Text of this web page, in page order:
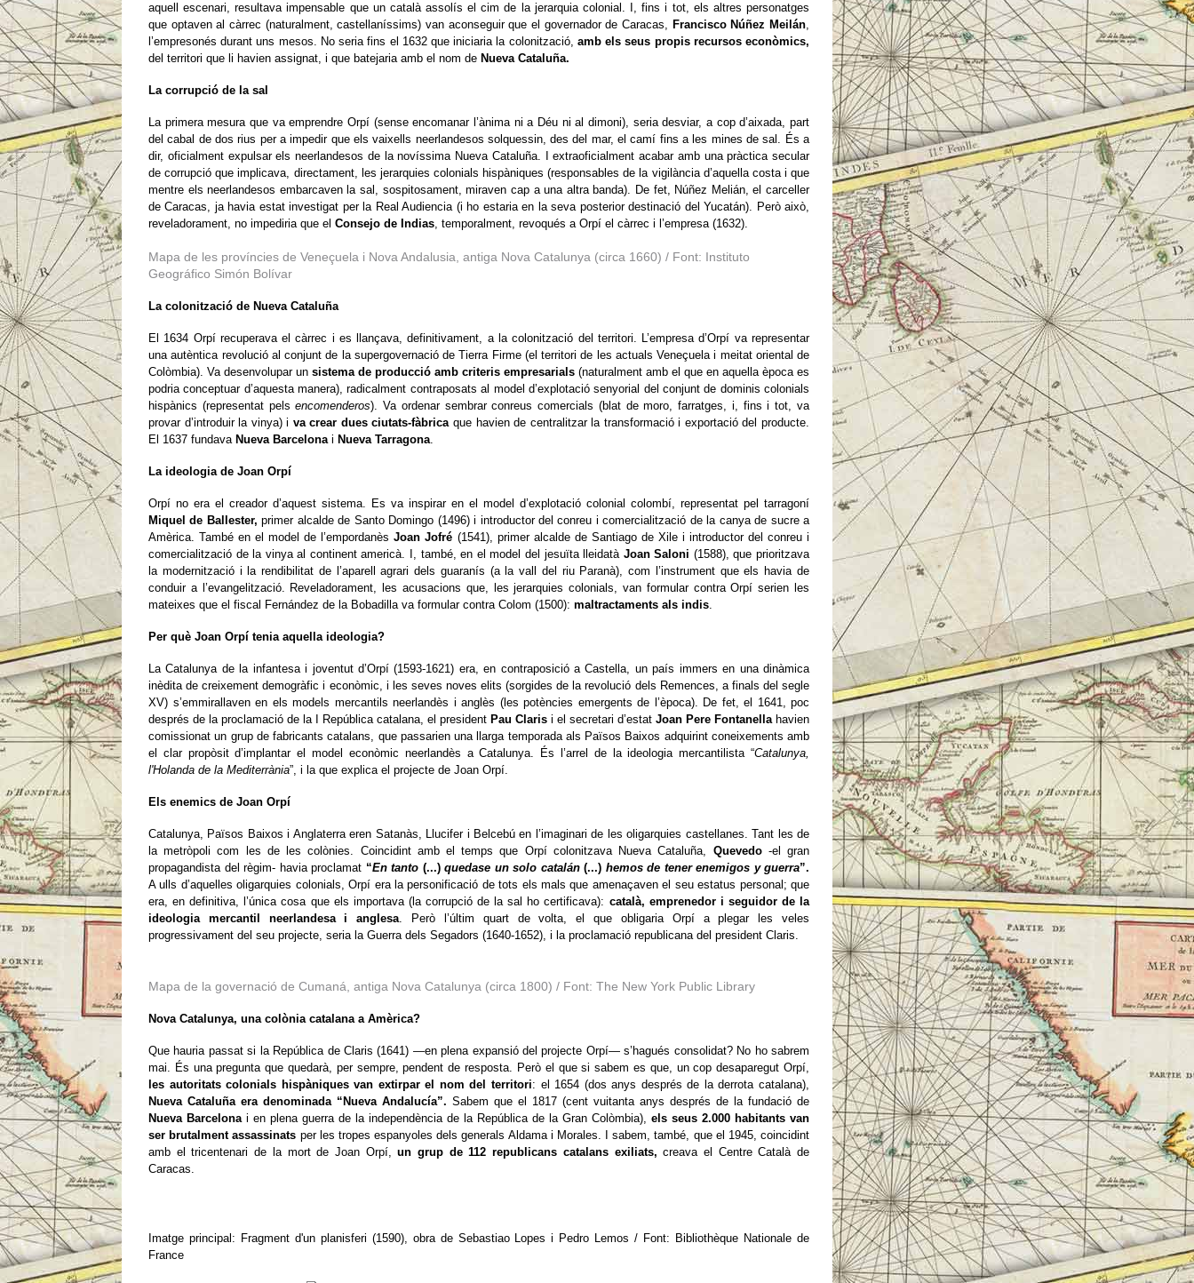
aquell escenari, resultava impensable que un català assolís el cim de la jerarquia colonial. I, fins i tot, els altres personatges
que optaven al càrrec (naturalment, castellaníssims) van aconseguir que el governador de Caracas, Francisco Núñez Meilán,
l’empresonés durant uns mesos. No seria fins el 1632 que iniciaria la colonització, amb els seus propis recursos econòmics,
del territori que li havien assignat, i que batejaria amb el nom de Nueva Cataluña.
La corrupció de la sal
La primera mesura que va emprendre Orpí (sense encomanar l’ànima ni a Déu ni al dimoni), seria desviar, a cop d’aixada, part
del cabal de dos rius per a impedir que els vaixells neerlandesos solquessin, des del mar, el camí fins a les mines de sal. És a
dir, oficialment expulsar els neerlandesos de la novíssima Nueva Cataluña. I extraoficialment acabar amb una pràctica secular
de corrupció que implicava, directament, les jerarquies colonials hispàniques (responsables de la vigilància d’aquella costa i que
mentre els neerlandesos embarcaven la sal, sospitosament, miraven cap a una altra banda). De fet, Núñez Melián, el carceller
de Caracas, ja havia estat investigat per la Real Audiencia (i ho estaria en la seva posterior destinació del Yucatán). Però això,
reveladorament, no impediria que el Consejo de Indias, temporalment, revoqués a Orpí el càrrec i l’empresa (1632).
Mapa de les províncies de Veneçuela i Nova Andalusia, antiga Nova Catalunya (circa 1660) / Font: Instituto
Geográfico Simón Bolívar
La colonització de Nueva Cataluña
El 1634 Orpí recuperava el càrrec i es llançava, definitivament, a la colonització del territori. L’empresa d’Orpí va representar
una autèntica revolució al conjunt de la supergovernació de Tierra Firme (el territori de les actuals Veneçuela i meitat oriental de
Colòmbia). Va desenvolupar un sistema de producció amb criteris empresarials (naturalment amb el que en aquella època es
podria conceptuar d’aquesta manera), radicalment contraposats al model d’explotació senyorial del conjunt de dominis colonials
hispànics (representat pels encomenderos). Va ordenar sembrar conreus comercials (blat de moro, farratges, i, fins i tot, va
provar d’introduir la vinya) i va crear dues ciutats-fàbrica que havien de centralitzar la transformació i exportació del producte.
El 1637 fundava Nueva Barcelona i Nueva Tarragona.
La ideologia de Joan Orpí
Orpí no era el creador d’aquest sistema. Es va inspirar en el model d’explotació colonial colombí, representat pel tarragoní
Miquel de Ballester, primer alcalde de Santo Domingo (1496) i introductor del conreu i comercialització de la canya de sucre a
Amèrica. També en el model de l’empordanès Joan Jofré (1541), primer alcalde de Santiago de Xile i introductor del conreu i
comercialització de la vinya al continent americà. I, també, en el model del jesuïta lleidatà Joan Saloni (1588), que prioritzava
la modernització i la rendibilitat de l’aparell agrari dels guaranís (a la vall del riu Paranà), com l’instrument que els havia de
conduir a l’evangelització. Reveladorament, les acusacions que, les jerarquies colonials, van formular contra Orpí serien les
mateixes que el fiscal Fernández de la Bobadilla va formular contra Colom (1500): maltractaments als indis.
Per què Joan Orpí tenia aquella ideologia?
La Catalunya de la infantesa i joventut d’Orpí (1593-1621) era, en contraposició a Castella, un país immers en una dinàmica
inèdita de creixement demogràfic i econòmic, i les seves noves elits (sorgides de la revolució dels Remences, a finals del segle
XV) s’emmirallaven en els models mercantils neerlandès i anglès (les potències emergents de l’època). De fet, el 1641, poc
després de la proclamació de la I República catalana, el president Pau Claris i el secretari d’estat Joan Pere Fontanella havien
comissionat un grup de fabricants catalans, que passarien una llarga temporada als Països Baixos adquirint coneixements amb
el clar propòsit d’implantar el model econòmic neerlandès a Catalunya. És l’arrel de la ideologia mercantilista “Catalunya,
l'Holanda de la Mediterrània”, i la que explica el projecte de Joan Orpí.
Els enemics de Joan Orpí
Catalunya, Països Baixos i Anglaterra eren Satanàs, Llucifer i Belcebú en l’imaginari de les oligarquies castellanes. Tant les de
la metròpoli com les de les colònies. Coincidint amb el temps que Orpí colonitzava Nueva Cataluña, Quevedo -el gran
propagandista del règim- havia proclamat “En tanto (...) quedase un solo catalán (...) hemos de tener enemigos y guerra”.
A ulls d’aquelles oligarquies colonials, Orpí era la personificació de tots els mals que amenaçaven el seu estatus personal; que
era, en definitiva, l’única cosa que els importava (la corrupció de la sal ho certificava): català, emprenedor i seguidor de la
ideologia mercantil neerlandesa i anglesa. Però l’últim quart de volta, el que obligaria Orpí a plegar les veles
progressivament del seu projecte, seria la Guerra dels Segadors (1640-1652), i la proclamació republicana del president Claris.
Mapa de la governació de Cumaná, antiga Nova Catalunya (circa 1800) / Font: The New York Public Library
Nova Catalunya, una colònia catalana a Amèrica?
Que hauria passat si la República de Claris (1641) —en plena expansió del projecte Orpí— s’hagués consolidat? No ho sabrem
mai. És una pregunta que quedarà, per sempre, pendent de resposta. Però el que si sabem es que, un cop desaparegut Orpí,
les autoritats colonials hispàniques van extirpar el nom del territori: el 1654 (dos anys després de la derrota catalana),
Nueva Cataluña era denominada “Nueva Andalucía”. Sabem que el 1817 (cent vuitanta anys després de la fundació de
Nueva Barcelona i en plena guerra de la independència de la República de la Gran Colòmbia), els seus 2.000 habitants van
ser brutalment assassinats per les tropes espanyoles dels generals Aldama i Morales. I sabem, també, que el 1945, coincidint
amb el tricentenari de la mort de Joan Orpí, un grup de 112 republicans catalans exiliats, creava el Centre Català de
Caracas.
Imatge principal: Fragment d'un planisferi (1590), obra de Sebastiao Lopes i Pedro Lemos / Font: Bibliothèque Nationale de
France